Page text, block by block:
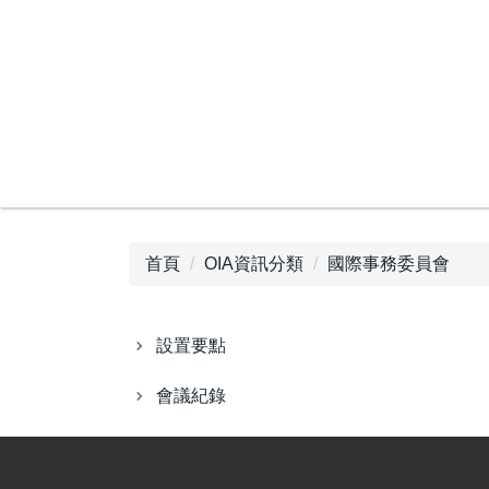
首頁 OIA資訊分類 國際事務委員會
設置要點
會議紀錄